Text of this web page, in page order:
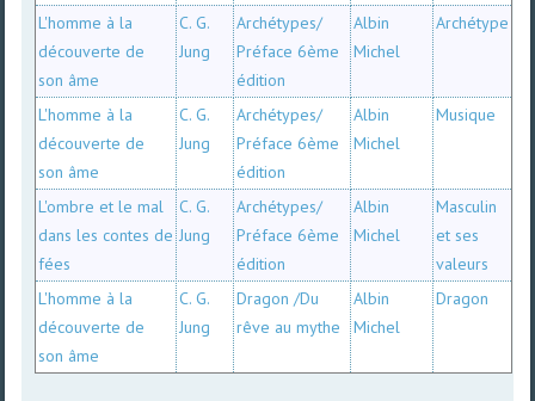
L'homme à la
découverte de
son âme
C. G.
Jung
Archétypes/
Préface 6ème
édition
Albin
Michel
Archétype
L'homme à la
découverte de
son âme
C. G.
Jung
Archétypes/
Préface 6ème
édition
Albin
Michel
Musique
L'ombre et le mal
dans les contes de
fées
C. G.
Jung
Archétypes/
Préface 6ème
édition
Albin
Michel
Masculin
et ses
valeurs
L'homme à la
découverte de
son âme
C. G.
Jung
Dragon /Du
rêve au mythe
Albin
Michel
Dragon